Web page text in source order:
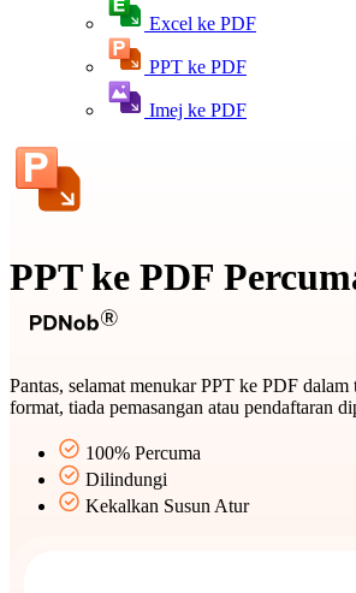
Excel ke PDF
PPT ke PDF
Imej ke PDF
PPT ke PDF
Pantas, selamat menukar PPT ke PDF
format, tiada pemasangan atau pendaftaran
100% Percuma
Dilindungi
Kekalkan Susun Atur